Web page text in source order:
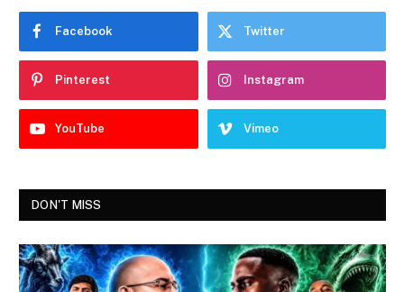
Facebook Twitter
Pinterest Instagram
YouTube Vimeo
DON'T MISS